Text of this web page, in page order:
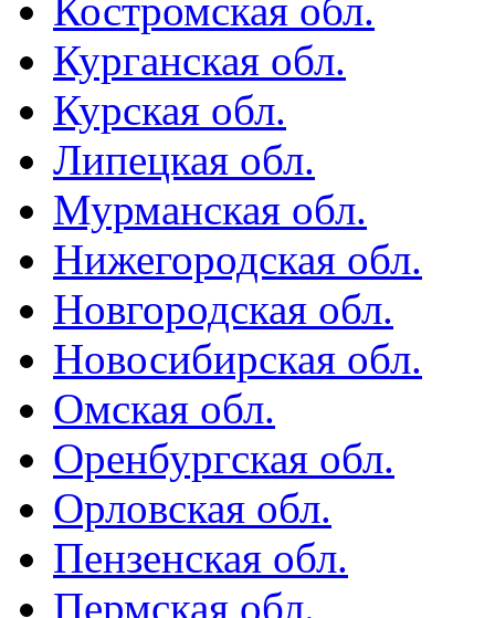
Костромская обл.
Курганская обл.
Курская обл.
Липецкая обл.
Мурманская обл.
Нижегородская обл.
Новгородская обл.
Новосибирская обл.
Омская обл.
Оренбургская обл.
Орловская обл.
Пензенская обл.
Пермская обл.